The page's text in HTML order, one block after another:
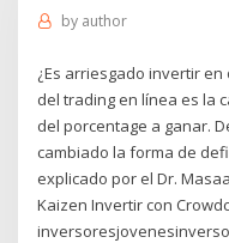
by author
¿Es arriesgado invertir
del trading en línea es la
del porcentage a ganar.
cambiado la forma de
explicado por el Dr.
Kaizen Invertir con